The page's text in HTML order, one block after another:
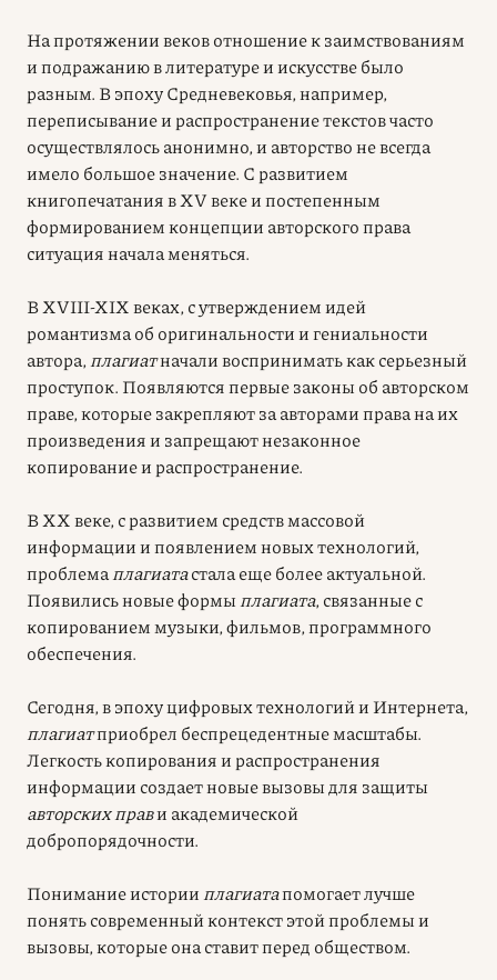
На протяжении веков отношение к заимствованиям
и подражанию в литературе и искусстве было
разным. В эпоху Средневековья, например,
переписывание и распространение текстов часто
осуществлялось анонимно, и авторство не всегда
имело большое значение. С развитием
книгопечатания в XV веке и постепенным
формированием концепции авторского права
ситуация начала меняться.
В XVIII-XIX веках, с утверждением идей
романтизма об оригинальности и гениальности
автора, плагиатначали воспринимать как серьезный
проступок. Появляются первые законы об авторском
праве, которые закрепляют за авторами права на их
произведения и запрещают незаконное
копирование и распространение.
В XX веке, с развитием средств массовой
информации и появлением новых технологий,
проблема плагиатастала еще более актуальной.
Появились новые формы плагиата, связанные с
копированием музыки, фильмов, программного
обеспечения.
Сегодня, в эпоху цифровых технологий и Интернета,
плагиатприобрел беспрецедентные масштабы.
Легкость копирования и распространения
информации создает новые вызовы для защиты
авторских прави академической
добропорядочности.
Понимание истории плагиатапомогает лучше
понять современный контекст этой проблемы и
вызовы, которые она ставит перед обществом.